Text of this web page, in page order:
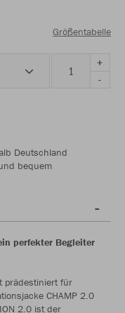
Größentabelle
+
-
Deutschland
bequem
perfekter Begleiter
prädestiniert für
CHAMP 2.0
2.0 ist der